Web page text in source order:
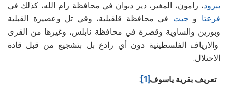
يبرود، رامون، المغير، دير دبوان في محافظة رام الله، كذلك في
فرعتا و جيت في محافظة قلقيلية، وفي تل وعصيرة القبلية
وبورين والساوية وقصرة في محافظة نابلس، وغيرها من القرى
والارياف الفلسطينية دون أي رادع بل بتشجيع من قبل قادة
الاحتلال.
تعريف بقرية ياسوف :